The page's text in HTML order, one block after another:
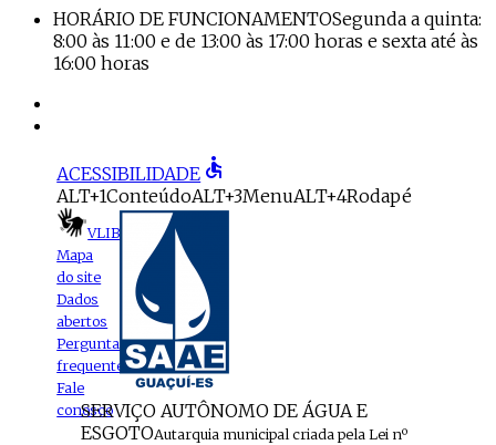
HORÁRIO DE FUNCIONAMENTOSegunda a quinta:
8:00 às 11:00 e de 13:00 às 17:00 horas e sexta até às
16:00 horas
ACESSIBILIDADE accessible
ALT+1ConteúdoALT+3MenuALT+4Rodapé
VLIBRAS
Mapa
do site
Dados
abertos
Perguntas
frequentes
Fale
conosco
SERVIÇO AUTÔNOMO DE ÁGUA E
ESGOTOAutarquia municipal criada pela Lei nº